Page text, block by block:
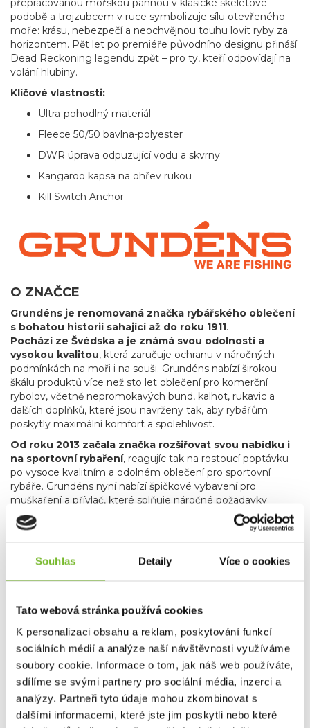
Souhlas Detaily Více o cookies
Tato webová stránka používá cookies
K personalizaci obsahu a reklam, poskytování funkcí
sociálních médií a analýze naší návštěvnosti využíváme
soubory cookie. Informace o tom, jak náš web používáte,
sdílíme se svými partnery pro sociální média, inzerci a
analýzy. Partneři tyto údaje mohou zkombinovat s
dalšími informacemi, které jste jim poskytli nebo které
přepracovanou mořskou pannou v klasické skeletové
podobě a trojzubcem v ruce symbolizuje sílu otevřeného
moře: krásu, nebezpečí a neochvějnou touhu lovit ryby za
horizontem. Pět let po premiéře původního designu přináší
Dead Reckoning legendu zpět – pro ty, kteří odpovídají na
volání hlubiny.
Klíčové vlastnosti:
Ultra-pohodlný materiál
Fleece 50/50 bavlna-polyester
DWR úprava odpuzující vodu a skvrny
Kangaroo kapsa na ohřev rukou
Kill Switch Anchor
O ZNAČCE
Grundéns je renomovaná značka rybářského oblečení
s bohatou historií sahající až do roku 1911.
Pochází ze Švédska a je známá svou odolností a
vysokou kvalitou, která zaručuje ochranu v náročných
podmínkách na moři i na souši. Grundéns nabízí širokou
škálu produktů více než sto let oblečení pro komerční
rybolov, včetně nepromokavých bund, kalhot, rukavic a
dalších doplňků, které jsou navrženy tak, aby rybářům
poskytly maximální komfort a spolehlivost.
Od roku 2013 začala značka rozšiřovat svou nabídku i
na sportovní rybaření, reagujíc tak na rostoucí poptávku
po vysoce kvalitním a odolném oblečení pro sportovní
rybáře. Grundéns nyní nabízí špičkové vybavení pro
muškaření a přívlač, které splňuje náročné požadavky
rybářů hledajících precizní a spolehlivé produkty.Produkty
pro muškaření a přívlač zahrnují vše od technických
na rybaření bez ohledu na počasí.
Kromě
specializovaného rybářského oblečení zahrnuje nabídka
značky Grundéns také skvělé lifestyle produkty, jako jsou
poskytují komfort a praktičnost, ale také umožňují rybářům
a outdoorovým nadšencům nosit oblečení, které reflektuje
jejich vášeň pro rybaření i v běžném životě.
Grundéns díky svému závazku k inovacím, použitým
materiálům, udržitelnosti a kvalitě je oblíbenou
volbou profesionálních i sportovních rybářů po celém
světě.Bez ohledu na to, zda jste na vodě nebo trávíte čas
ve městě, Grundéns nabízí produkty, které vás udrží v